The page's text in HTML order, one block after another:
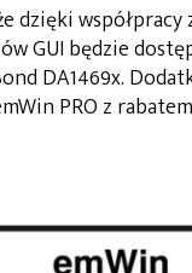
dzięki
GUI będzie
DA1469x.
PRO z